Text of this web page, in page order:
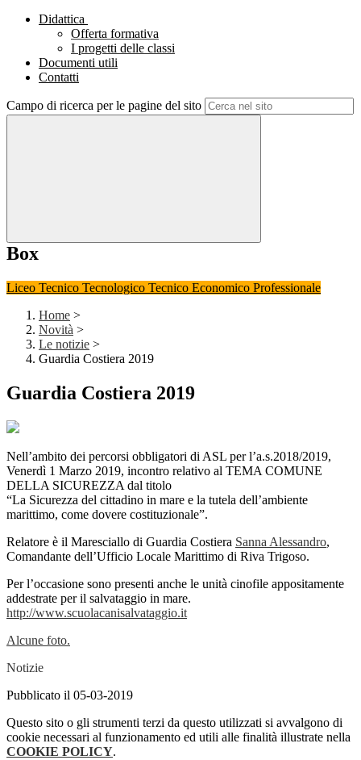
Didattica
Offerta formativa
I progetti delle classi
Documenti utili
Contatti
Campo di ricerca per le pagine del sito
Box
Liceo Tecnico Tecnologico Tecnico Economico Professionale
Home >
Novità >
Le notizie >
Guardia Costiera 2019
Guardia Costiera 2019
Nell’ambito dei percorsi obbligatori di ASL per l’a.s.2018/2019,
Venerdì 1 Marzo 2019, incontro relativo al TEMA COMUNE
DELLA SICUREZZA dal titolo
“La Sicurezza del cittadino in mare e la tutela dell’ambiente
marittimo, come dovere costituzionale”.
Relatore è il Maresciallo di Guardia Costiera Sanna Alessandro,
Comandante dell’Ufficio Locale Marittimo di Riva Trigoso.
Per l’occasione sono presenti anche le unità cinofile appositamente
addestrate per il salvataggio in mare.
http://www.scuolacanisalvataggio.it
Alcune foto.
Notizie
Pubblicato il 05-03-2019
Questo sito o gli strumenti terzi da questo utilizzati si avvalgono di
cookie necessari al funzionamento ed utili alle finalità illustrate nella
COOKIE POLICY.